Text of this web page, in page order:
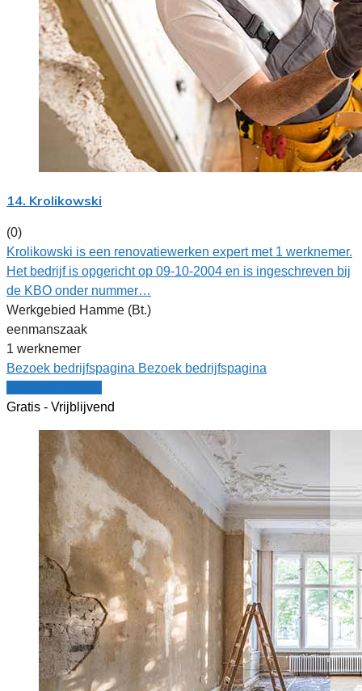
14. Krolikowski
(0)
Krolikowski is een renovatiewerken expert met 1 werknemer.
Het bedrijf is opgericht op 09-10-2004 en is ingeschreven bij
de KBO onder nummer…
Werkgebied Hamme (Bt.)
eenmanszaak
1 werknemer
Bezoek bedrijfspagina Bezoek bedrijfspagina
Gratis - Vrijblijvend